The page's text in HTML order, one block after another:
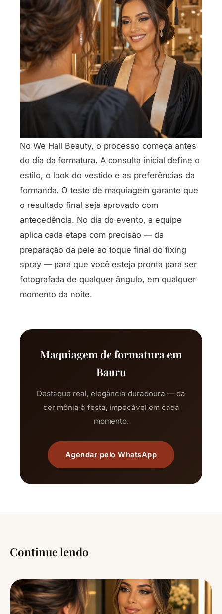
No We Hall Beauty, o processo começa antes
do dia da formatura. A consulta inicial define o
estilo, o look do vestido e as preferências da
formanda. O teste de maquiagem garante que
o resultado final seja aprovado com
antecedência. No dia do evento, a equipe
aplica cada etapa com precisão — da
preparação da pele ao toque final do fixing
spray — para que você esteja pronta para ser
fotografada de qualquer ângulo, em qualquer
momento da noite.
Maquiagem de formatura em
Bauru
Destaque real, elegância duradoura — da
cerimônia à festa, impecável em cada
momento.
Agendar pelo WhatsApp
Continue lendo